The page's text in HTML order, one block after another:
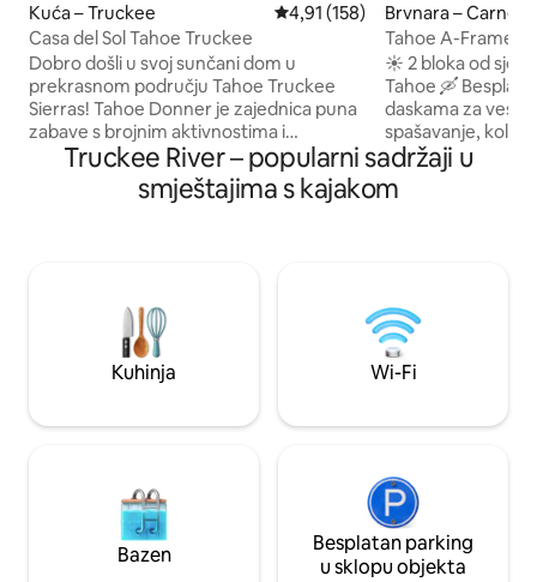
Kuća – Truckee Prosječna ocjena: 4,91/5,
4,91 (158)
Casa del Sol Tahoe Truckee
Dobro došli u svoj sunčani dom u
prekrasnom području Tahoe Truckee
Sierras! Tahoe Donner je zajednica puna
zabave s brojnim aktivnostima i
rekreacijskim centrom s masažnim
kadama, saunom, bazenima, tenisom,
pickleballom, boćanjem i potpuno
pristup privatnim sadržajima, no za neke
sadržaje u Tahoe Donneru naplaćuje se
zasebna dnevna naknada koju je odredila
udruga stanodavaca (npr. za centar za
osobi dnevno).
Brvnara –
Tahoe A-Frame u
☀️ 2 bloka od
Tahoe 🛶 Besplatan pristup kajacima,
daskama za
spašavanje,
kampiranje 🏕 Potpuno preuređena
kuća s kosim
stoljeća s 3 spavaće sobe 🍳
🔥 Udoban
hladne večeri u Tahoeu 🎿
Palisades Tahoe,
Northstar Još danas rezervirajte
Truckee River – popularni sadržaji u
smještajima s kajakom
Kuhinja Wi-Fi
Bazen
Besplatan parking
u sklopu objekta